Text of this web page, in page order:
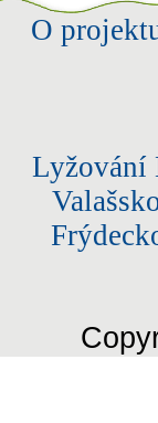
O
Lyžování